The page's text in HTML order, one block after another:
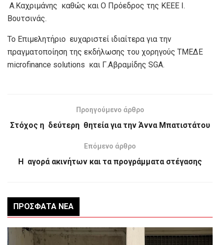
Α.Καχριμάνης καθώς και Ο Πρόεδρος της ΚΕΕΕ Ι.
Βουτσινάς.
Το Επιμελητήριο ευχαριστεί ιδιαίτερα για την
πραγματοποίηση της εκδήλωσης του χορηγούς ΤΜΕΔΕ
microfinance solutions και Γ.Αβραμίδης SGA.
Προηγούμενο άρθρο
Στόχος η δεύτερη θητεία για την Άννα Μπατιστάτου
Επόμενο άρθρο
Η αγορά ακινήτων και τα προγράμματα στέγασης
ΠΡΌΣΦΑΤΑ ΝΈΑ